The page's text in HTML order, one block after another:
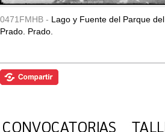
0471FMHB - Lago y Fuente del Parque del
Prado. Prado.